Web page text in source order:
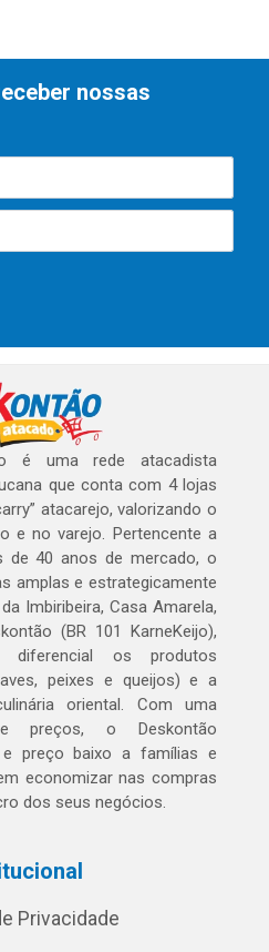
nossas
é uma rede atacadista
que conta com 4 lojas
atacarejo, valorizando o
e no varejo. Pertencente a
de 40 anos de mercado, o
amplas e estrategicamente
Imbiribeira, Casa Amarela,
(BR 101 KarneKeijo),
diferencial os produtos
peixes e queijos) e a
oriental. Com uma
preços, o Deskontão
e preço baixo a famílias e
economizar nas compras
dos seus negócios.
Privacidade